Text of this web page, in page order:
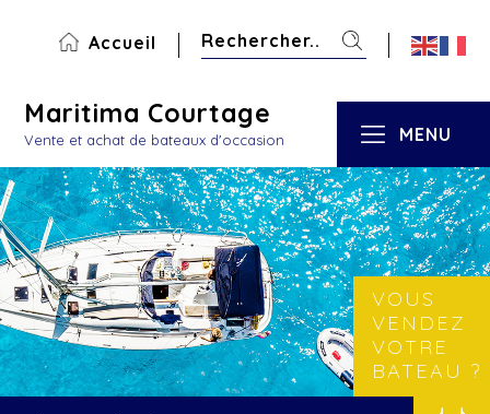
Accueil
Maritima Courtage
Vente et achat de bateaux d'occasion MENU
VOUS
VENDEZ
VOTRE
BATEAU ?